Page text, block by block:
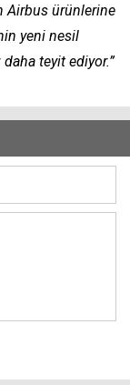
Airbus ürünlerine
yeni nesil
teyit ediyor.”